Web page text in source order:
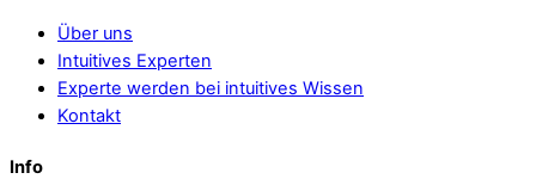
Über uns
Intuitives Experten
Experte werden bei intuitives Wissen
Kontakt
Info